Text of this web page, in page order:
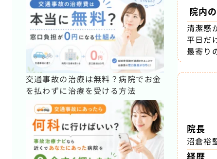
院内
清潔感
平日だ
最寄り
院長
沼倉裕
経歴
交通事故の治療は無料？病院でお金
を払わずに治療を受ける方法